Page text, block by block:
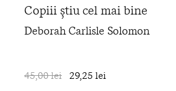
Copiii știu cel mai bine
Deborah Carlisle Solomon
45,00 lei 29,25 lei